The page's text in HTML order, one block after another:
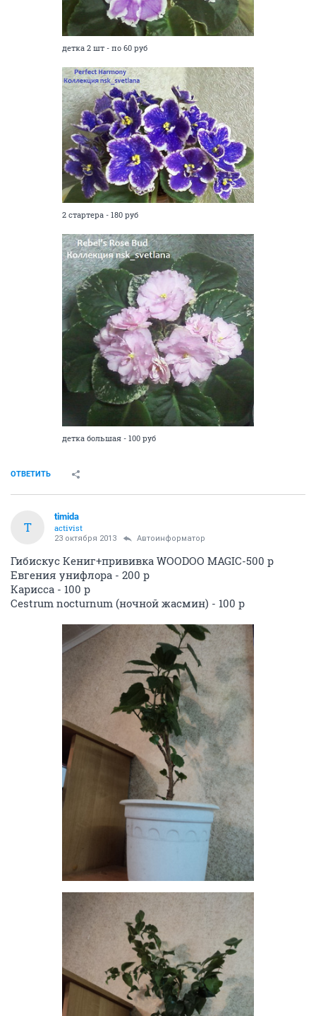
детка 2 шт - по 60 руб
2 стартера - 180 руб
детка большая - 100 руб
ОТВЕТИТЬ
T
timida
activist
23 октября 2013 Автоинформатор
Гибискус Кениг+прививка WOODOO MAGIC-500 р
Евгения унифлора - 200 р
Карисса - 100 р
Cestrum nocturnum (ночной жасмин) - 100 р